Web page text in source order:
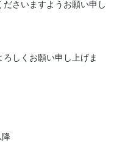
さいますようお願い申し
しくお願い申し上げま